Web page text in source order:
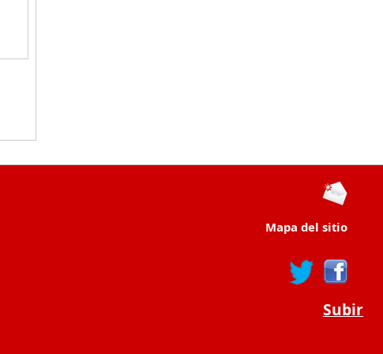
Mapa del sitio
Subir